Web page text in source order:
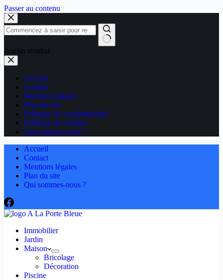
Passer au contenu
Aucun résultat
Accueil
Contact
Mentions légales
Plan du site
Politique de confidentialité
Politique de cookies
Qui sommes-nous ?
Accueil
Contact
Mentions légales
Plan du site
Qui sommes-nous ?
Immobilier
Jardin
Maison
Bricolage
Décoration
Piscine